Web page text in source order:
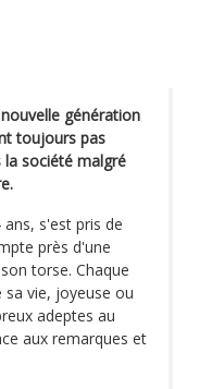
génération
toujours pas
la société malgré
s'est pris de
près d'une
torse. Chaque
vie, joyeuse ou
adeptes au
aux remarques et